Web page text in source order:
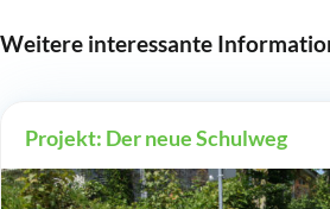
Weitere interessante
Projekt: Der neue Schulweg